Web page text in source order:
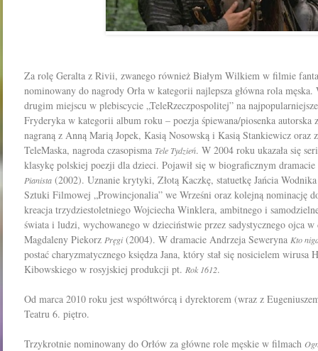
Za rolę Geralta z Rivii, zwanego również Białym Wilkiem w filmie
nominowany do nagrody Orła w kategorii najlepsza główna rola męska.
drugim miejscu w plebiscycie „TeleRzeczpospolitej” na
Fryderyka w kategorii album roku – poezja śpiewana/piosenka autorska
nagraną z Anną Marią Jopek, Kasią Nosowską i Kasią Stankiewicz oraz
TeleMaska, nagroda czasopisma Tele Tydzień. W 2004 roku ukazała się
klasykę polskiej poezji dla dzieci. Pojawił się w biograficznym
Pianista (2002). Uznanie krytyki, Złotą Kaczkę, statuetkę Jańcia
Sztuki Filmowej „Prowincjonalia” we Wrześni oraz kolejną nominację
kreacja trzydziestoletniego Wojciecha Winklera, ambitnego i
świata i ludzi, wychowanego w dzieciństwie przez sadystycznego ojca
Magdaleny Piekorz Pręgi(2004). W dramacie Andrzeja Seweryna Kto
postać charyzmatycznego księdza Jana, który stał się nosicielem wirusa
Kibowskiego w rosyjskiej produkcji pt. Rok 1612.
Od marca 2010 roku jest współtwórcą i dyrektorem (wraz z
Teatru 6. piętro.
Trzykrotnie nominowany do Orłów za główne role męskie w filmach